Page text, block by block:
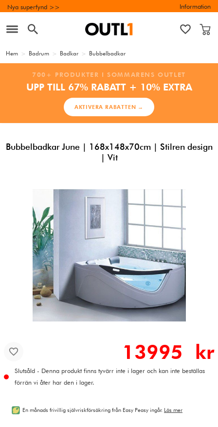
Nya superfynd >> Information
Hem > Badrum > Badkar > Bubbelbadkar
700+ PRODUKTER I SOMMARENS OUTLET
UPP TILL 67% RABATT + 10% EXTRA
AKTIVERA RABATTEN →
Bubbelbadkar June | 168x148x70cm | Stilren design
| Vit
13995 kr
Slutsåld - Denna produkt finns tyvärr inte i lager och kan inte beställas
förrän vi åter har den i lager.
En månads frivillig självriskförsäkring från Easy Peasy ingår. Läs mer